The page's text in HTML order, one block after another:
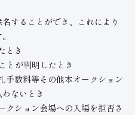
することができ、これにより
とき
とが判明したとき
手数料等その他本オークション
ないとき
クション会場への入場を拒否さ